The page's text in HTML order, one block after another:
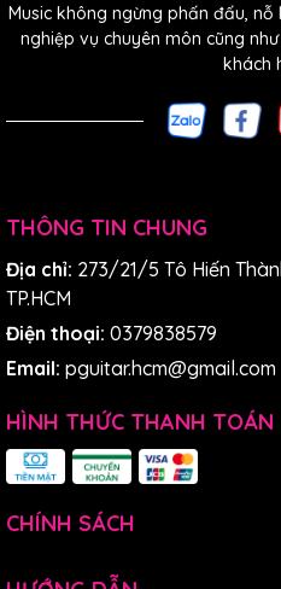
Music không ngừng phấn đấu,
nghiệp vụ chuyên môn cũng
khách
THÔNG TIN CHUNG
Địa chỉ: 273/21/5 Tô Hiến
TP.HCM
Điện thoại: 0379838579
Email: pguitar.hcm@gmail.com
HÌNH THỨC THANH TOÁN
CHÍNH SÁCH